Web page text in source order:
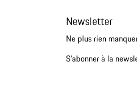
Newsletter
Ne plus rien
S'abonner à la